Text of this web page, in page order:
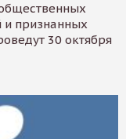
и признанных
30 октября